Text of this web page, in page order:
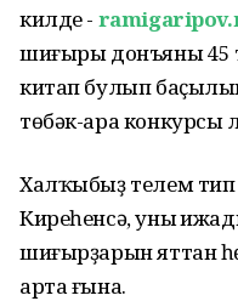
килде -
шиғыры донъяның 45
китап булып
төбәк-ара конкурсы
Халҡыбыҙ телем
Киреһенсә, уның
шиғырҙарын яттан
арта ғына.